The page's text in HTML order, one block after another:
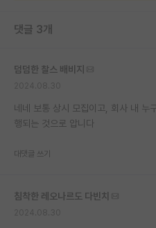
이벤트
재팬라운지 🌸
댓글 3개
덤덤한 찰스 배비지
네네 보통 상시 모집이고, 회사 내 누
행되는 것으로 압니다
대댓글 쓰기
침착한 레오나르도 다빈치